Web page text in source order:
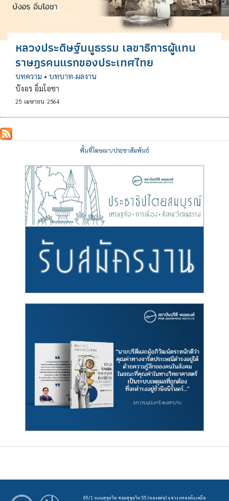
หลวงประดิษฐ์มนูธรรม เลขาธิการผู้แทน
ราษฎรคนแรกของประเทศไทย
บทความ • บทบาท-ผลงาน
บังอร อิ่มโอชา
25 เมษายน 2564
พื้นที่โฆษณา/ประชาสัมพันธ์
65/1 ถนนสุขุมวิท ซอยสุขุมวิท 55 (ทองหล่อ) แขวง คลองตันเหนือ